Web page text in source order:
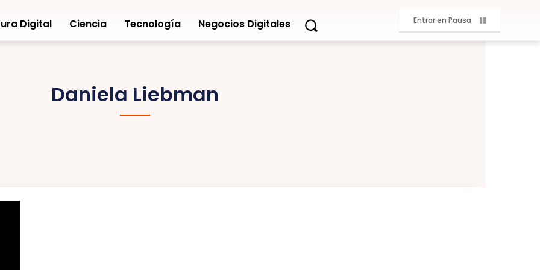
Digital Ciencia Tecnología Negocios Digitales Entrar en Pausa
Daniela Liebman